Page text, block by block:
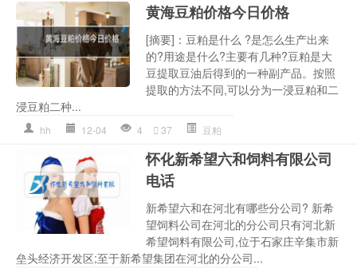
黄海豆粕价格今日价格
[摘要]：豆粕是什么 ?是怎么生产出来
的?用途是什么?主要有几种?豆粕是大
豆提取豆油后得到的一种副产品。按照
提取的方法不同,可以分为一浸豆粕和二
浸豆粕二种...
hh 12-04 4 37 豆粕
怀化新希望六和饲料有限公司
电话
新希望六和在河北有哪些分公司? 新希
望饲料公司在河北的分公司只有河北新
希望饲料有限公司,位于石家庄辛集市新
垒头经济开发区;至于新希望集团在河北的分公司...